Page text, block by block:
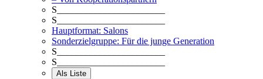
S_______________________
S_______________________
Hauptformat: Salons
Sonderzielgruppe: Für die junge Generation
S_______________________
S_______________________
Als Liste